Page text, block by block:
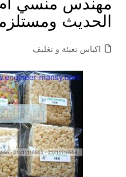
مهندس منسي ام
الحديث
اكياس تعبئة و تغليف